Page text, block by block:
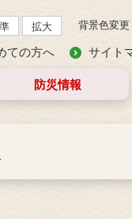
拡大 背景色変更
ての方へ サイト
防災情報